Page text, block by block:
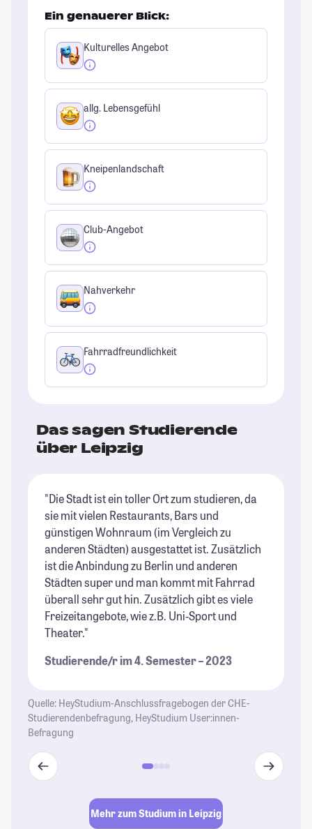
Ein genauerer Blick:
Kulturelles Angebot
allg. Lebensgefühl
Kneipenlandschaft
Club-Angebot
Nahverkehr
Fahrradfreundlichkeit
Das sagen Studierende
über Leipzig
"Die Stadt ist ein toller Ort zum studieren, da
sie mit vielen Restaurants, Bars und
günstigen Wohnraum (im Vergleich zu
anderen Städten) ausgestattet ist. Zusätzlich
ist die Anbindung zu Berlin und anderen
Städten super und man kommt mit Fahrrad
überall sehr gut hin. Zusätzlich gibt es viele
Freizeitangebote, wie z.B. Uni-Sport und
Theater."
Studierende/r im 4. Semester – 2023
Quelle: HeyStudium-Anschlussfragebogen der CHE-
Studierendenbefragung, HeyStudium User:innen-
Befragung
Mehr zum Studium in Leipzig